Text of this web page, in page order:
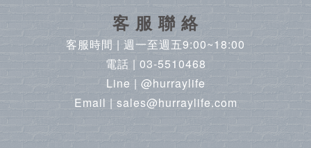
客 服 聯 絡
客服時間 | 週一至週五9:00~18:00
電話 | 03-5510468
Line | @hurraylife
Email | sales@hurraylife.com